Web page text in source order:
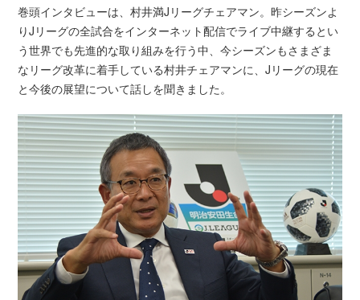
巻頭インタビューは、村井満Jリーグチェアマン。昨シーズンよ
りJリーグの全試合をインターネット配信でライブ中継するとい
う世界でも先進的な取り組みを行う中、今シーズンもさまざま
なリーグ改革に着手している村井チェアマンに、Jリーグの現在
と今後の展望について話しを聞きました。